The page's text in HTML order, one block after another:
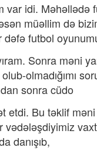
var idi. Məhəllədə
müəllim də
dəfə futbol
Sonra məni
olmadığımı
sonra cüdo
etdi. Bu təklif
vədələşdiyimiz
danışıb,